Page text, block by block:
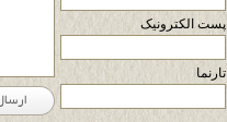
پست الکترونیک
تارنما